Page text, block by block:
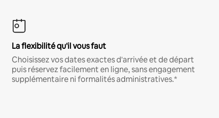
La flexibilité qu'il vous faut
Choisissez vos dates exactes d'arrivée et de départ
puis réservez facilement en ligne, sans engagement
supplémentaire ni formalités administratives.*